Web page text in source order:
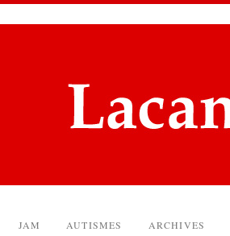
JAM AUTISMES ARCHIVES